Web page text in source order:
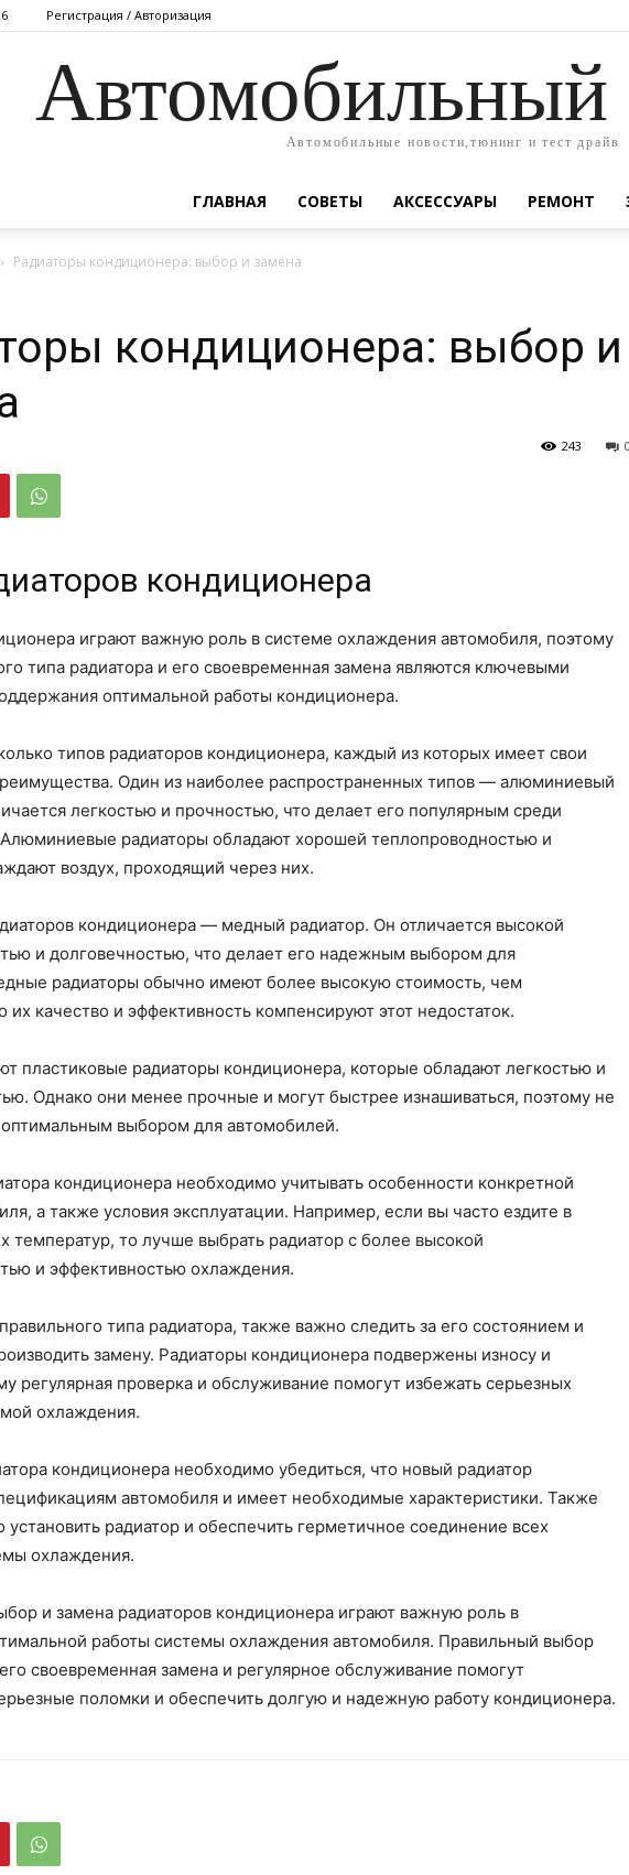
Регистрация / Авторизация
Автомобильный
Автомобильные новости,тюнинг и тест драйв
ГЛАВНАЯ СОВЕТЫ АКСЕССУАРЫ РЕМОНТ
Радиаторы кондиционера: выбор и замена
кондиционера: выбор и
0
243
кондиционера
играют важную роль в системе охлаждения автомобиля, поэтому
типа радиатора и его своевременная замена являются ключевыми
оптимальной работы кондиционера.
типов радиаторов кондиционера, каждый из которых имеет свои
Один из наиболее распространенных типов — алюминиевый
легкостью и прочностью, что делает его популярным среди
радиаторы обладают хорошей теплопроводностью и
воздух, проходящий через них.
кондиционера — медный радиатор. Он отличается высокой
и долговечностью, что делает его надежным выбором для
радиаторы обычно имеют более высокую стоимость, чем
качество и эффективность компенсируют этот недостаток.
пластиковые радиаторы кондиционера, которые обладают легкостью и
Однако они менее прочные и могут быстрее изнашиваться, поэтому не
оптимальным выбором для автомобилей.
кондиционера необходимо учитывать особенности конкретной
а также условия эксплуатации. Например, если вы часто ездите в
температур, то лучше выбрать радиатор с более высокой
и эффективностью охлаждения.
типа радиатора, также важно следить за его состоянием и
замену. Радиаторы кондиционера подвержены износу и
регулярная проверка и обслуживание помогут избежать серьезных
охлаждения.
кондиционера необходимо убедиться, что новый радиатор
автомобиля и имеет необходимые характеристики. Также
установить радиатор и обеспечить герметичное соединение всех
охлаждения.
и замена радиаторов кондиционера играют важную роль в
работы системы охлаждения автомобиля. Правильный выбор
своевременная замена и регулярное обслуживание помогут
поломки и обеспечить долгую и надежную работу кондиционера.